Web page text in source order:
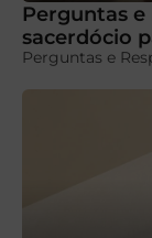
Perguntas
sacerdócio
Perguntas e